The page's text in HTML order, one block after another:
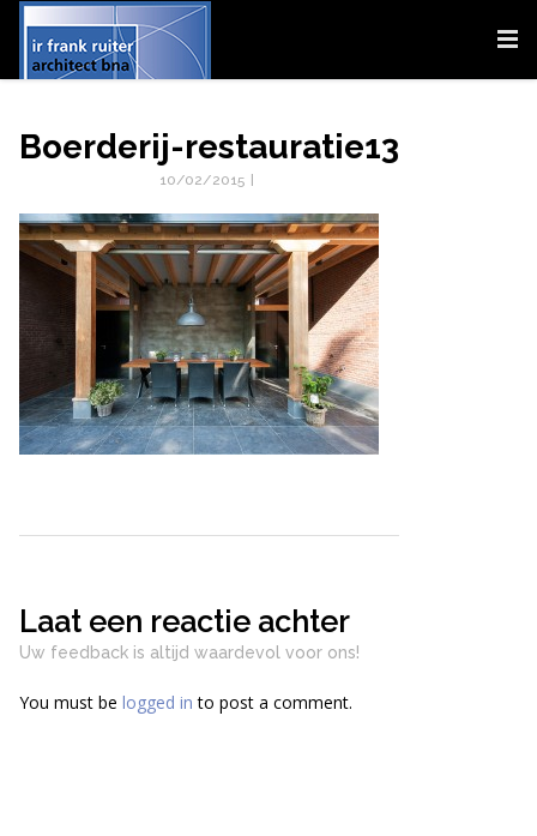
Boerderij-restauratie13
10/02/2015
Laat een reactie achter
Uw feedback is altijd waardevol voor ons!
You must be logged in to post a comment.